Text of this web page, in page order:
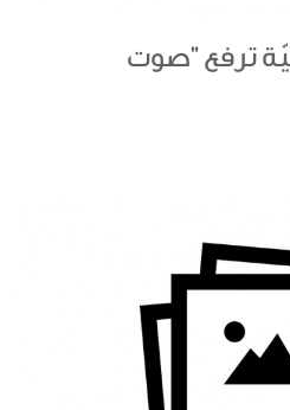
ترفع "صوت